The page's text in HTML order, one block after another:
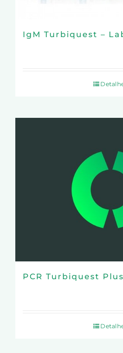
IgM Turbiquest –
PCR Turbiquest